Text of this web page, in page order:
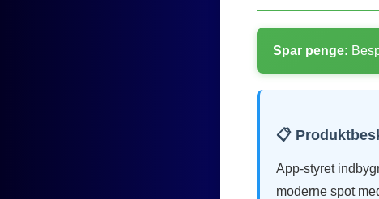
Spar penge:
📋
App-styret
moderne spot